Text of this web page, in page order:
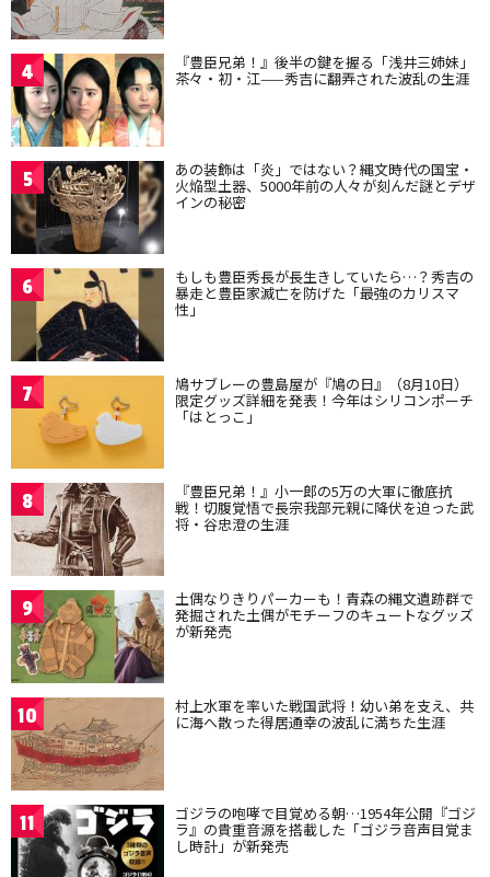
4 『豊臣兄弟！』後半の鍵を握る「浅井三姉妹」
茶々・初・江——秀吉に翻弄された波乱の生涯
5 あの装飾は「炎」ではない？縄文時代の国宝・
火焔型土器、5000年前の人々が刻んだ謎とデザ
インの秘密
6 もしも豊臣秀長が長生きしていたら…？秀吉の
暴走と豊臣家滅亡を防げた「最強のカリスマ
性」
7 鳩サブレーの豊島屋が『鳩の日』（8月10日）
限定グッズ詳細を発表！今年はシリコンポーチ
「はとっこ」
8 『豊臣兄弟！』小一郎の5万の大軍に徹底抗
戦！切腹覚悟で長宗我部元親に降伏を迫った武
将・谷忠澄の生涯
9 土偶なりきりパーカーも！青森の縄文遺跡群で
発掘された土偶がモチーフのキュートなグッズ
が新発売
10 村上水軍を率いた戦国武将！幼い弟を支え、共
に海へ散った得居通幸の波乱に満ちた生涯
11 ゴジラの咆哮で目覚める朝…1954年公開『ゴジ
ラ』の貴重音源を搭載した「ゴジラ音声目覚ま
し時計」が新発売